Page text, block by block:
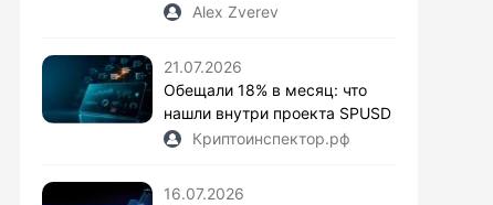
Alex Zverev
21.07.2026
Обещали 18% в месяц: что
нашли внутри проекта SPUSD
Криптоинспектор.рф
16.07.2026